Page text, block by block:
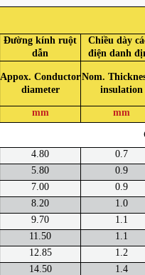
Đường kính ruột
dẫn
Chiều dày
điện danh
Appox. Conductor
diameter
Nom.
insulation
mm mm
4.80
0.7
5.80
0.9
7.00
0.9
8.20
1.0
9.70
1.1
11.50
1.1
12.85
1.2
14.50
1.4